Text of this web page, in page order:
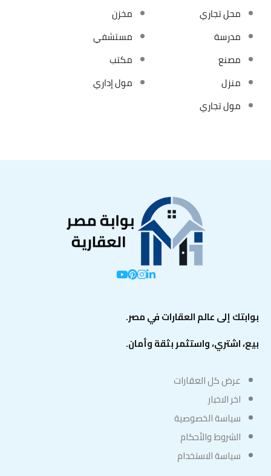
محل تجاري
مخزن
مدرسة
مستشفي
مصنع
مكتب
منزل
مول إداري
مول تجاري
بوابتك إلى عالم العقارات في مصر.
بيع، اشتري، واستثمر بثقة وأمان.
عرض كل العقارات
اخر الاخبار
سياسة الخصوصية
الشروط والأحكام
سياسة الاستخدام